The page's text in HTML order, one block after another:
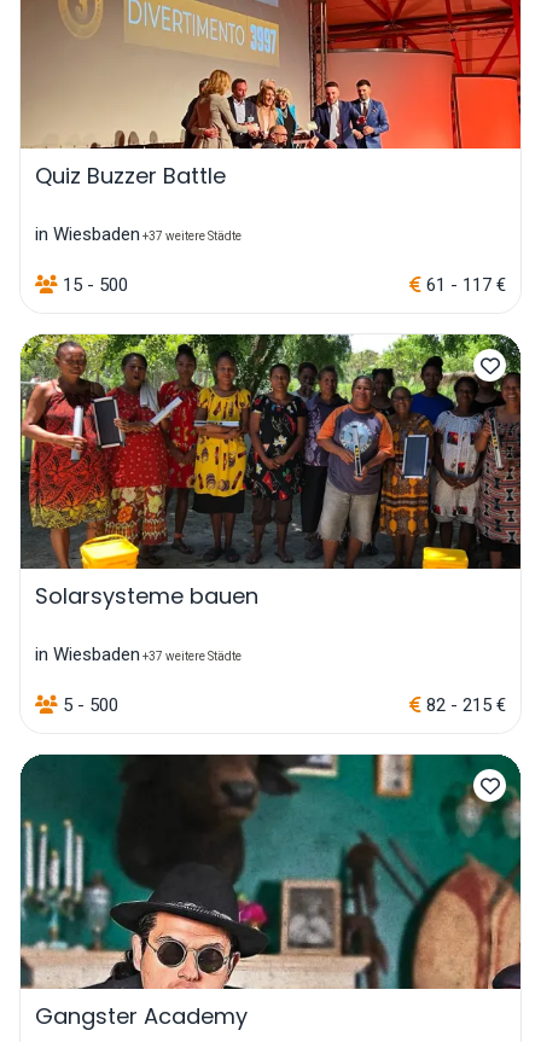
Quiz Buzzer Battle
in Wiesbaden +37 weitere Städte
15 - 500 61 - 117 €
Solarsysteme bauen
in Wiesbaden +37 weitere Städte
5 - 500 82 - 215 €
Gangster Academy